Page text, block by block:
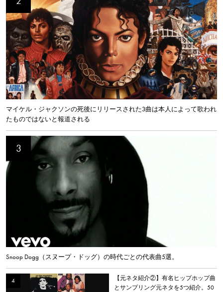
マイケル・ジャクソンの死後にリリースされた3曲は本人によって歌われ
たものではないと報道される
Snoop Dogg（スヌープ・ドッグ）の時代ごとの代表曲5選。
【元ネタ紹介②】有名ヒップホップ曲
とサンプリング元ネタを5つ紹介。50